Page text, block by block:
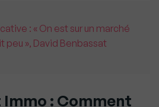
: « On est sur un marché
peu », David Benbassat
: Comment